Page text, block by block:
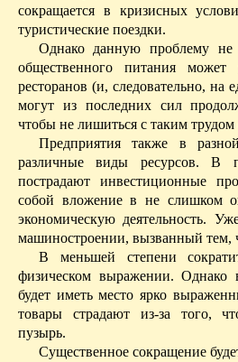
сокращается в кризисных
туристические поездки.
Однако данную проблему не
общественного питания
ресторанов ­(и, следовательно, на
могут из послед­них сил
чтобы не лишиться с таким
Предприятия также в
различные виды ресурсов. В
пострадают инвестиционные
собой вложение в не слишком
экономическую деятельность.
машиностроении, вызванный тем,
В меньшей степени
физическом выражении. Однако
будет иметь место ярко
товары страдают из-за того,
пузырь.
Существенное сокращение